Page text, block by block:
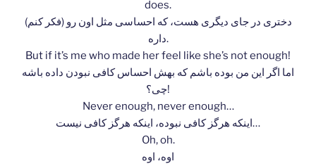
does.
(فکر کنم) دختری در جای دیگری هست، که احساسی مثل اون رو
داره.
But if it’s me who made her feel like she’s not enough!
اما اگر این من بوده باشم که بهش احساس کافی نبودن داده باشه
چی؟!
Never enough, never enough…
اینکه هرگز کافی نبوده، اینکه هرگز کافی نیست…
Oh, oh.
اوه، اوه